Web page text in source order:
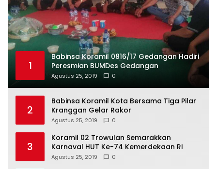
1
Babinsa Koramil 0816/17 Gedangan Hadiri
Peresmian BUMDes Gedangan
Agustus 25, 2019 0
2
Babinsa Koramil Kota Bersama Tiga Pilar
Kranggan Gelar Rakor
Agustus 25, 2019 0
3
Koramil 02 Trowulan Semarakkan
Karnaval HUT Ke-74 Kemerdekaan RI
Agustus 25, 2019 0